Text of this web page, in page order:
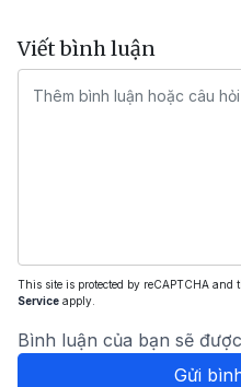
Viết bình luận
This site is protected by reCAPTCHA and
Service apply.
Bình luận của bạn sẽ
Gửi